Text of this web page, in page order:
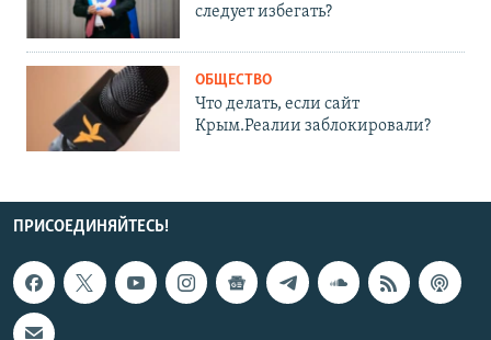
следует избегать?
ОБЩЕСТВО
Что делать, если сайт
Крым.Реалии заблокировали?
ПРИСОЕДИНЯЙТЕСЬ!